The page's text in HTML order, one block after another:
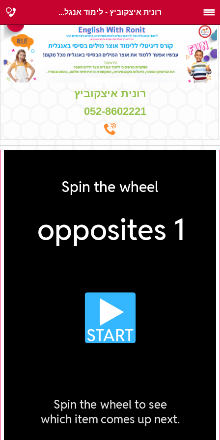
רונית איצקוביץ - לימוד אנגל...
רונית איצקוביץ
052-8602221